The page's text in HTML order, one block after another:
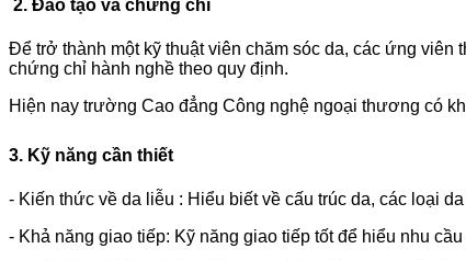
2. Đào tạo và chứng chỉ
Để trở thành một kỹ thuật viên chăm sóc da, các ứng
chứng chỉ hành nghề theo quy định.
Hiện nay trường Cao đẳng Công nghệ ngoại thương có
3. Kỹ năng cần thiết
- Kiến thức về da liễu : Hiểu biết về cấu trúc da, các loại
- Khả năng giao tiếp: Kỹ năng giao tiếp tốt để hiểu nhu